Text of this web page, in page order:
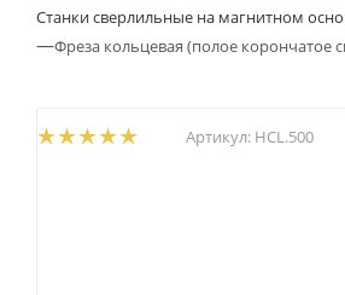
Станки сверлильные на магнитном
—Фреза кольцевая (полое корончатое
Артикул: HCL.500